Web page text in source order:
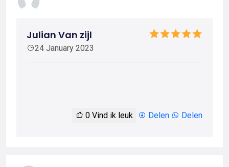
Julian Van zijl
24 January 2023
0 Vind ik leuk Delen Delen